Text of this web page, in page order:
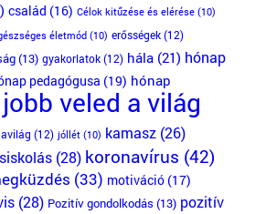
család (16) Célok kitűzése és elérése(10)
életmód(10) erősségek(12)
(13) gyakorlatok(12) hála(21) hónap
pedagógusa (19) hónap
jobb veled a világ
(12) jóllét(10) kamasz(26)
(28) koronavírus (42)
(33) motiváció(17)
(28) Pozitív gondolkodás (13) pozitív